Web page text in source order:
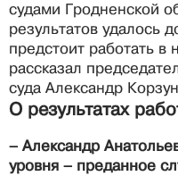
судами Гродненской
результатов удалось
предстоит работать
рассказал
суда Александр
О результатах
– Александр
уровня – преданное